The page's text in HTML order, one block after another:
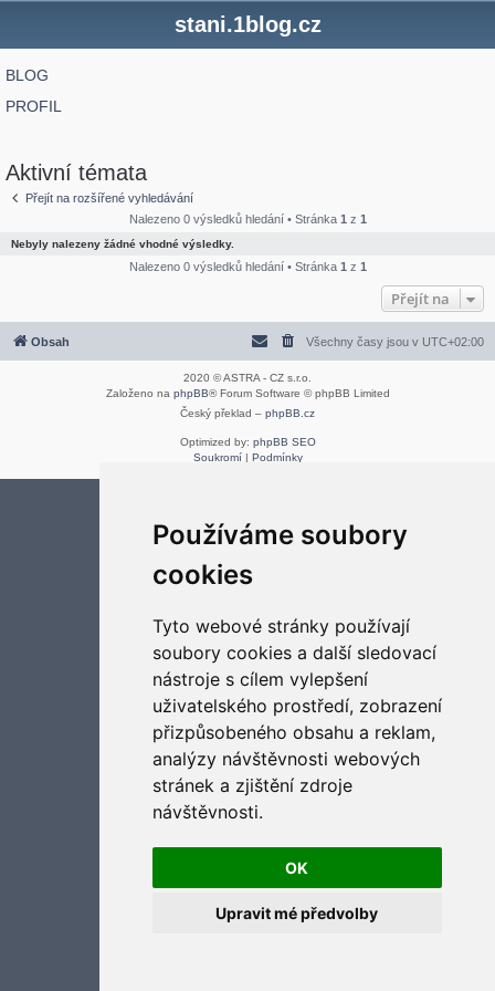
Používáme soubory
cookies
Tyto webové stránky používají
soubory cookies a další sledovací
nástroje s cílem vylepšení
uživatelského prostředí, zobrazení
přizpůsobeného obsahu a reklam,
analýzy návštěvnosti webových
stránek a zjištění zdroje
návštěvnosti.
OK
Upravit mé předvolby
stani.1blog.cz
BLOG
PROFIL
Aktivní témata
Přejít na rozšířené vyhledávání
Nalezeno 0 výsledků hledání • Stránka 1 z 1
Nebyly nalezeny žádné vhodné výsledky.
Nalezeno 0 výsledků hledání • Stránka 1 z 1
Přejít na
Obsah Všechny časy jsou v UTC+02:00
2020 © ASTRA - CZ s.r.o.
Založeno na phpBB® Forum Software © phpBB Limited
Český překlad – phpBB.cz
Optimized by: phpBB SEO
Soukromí| Podmínky